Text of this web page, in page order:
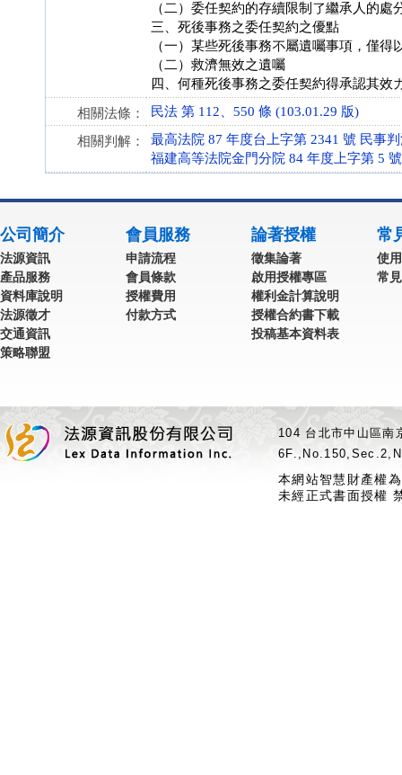
（二）委任契約的存續限制了繼承人的處
三、死後事務之委任契約之優點
（一）某些死後事務不屬遺囑事項，僅得
（二）救濟無效之遺囑
四、何種死後事務之委任契約得承認其效
相關法條： 民法 第 112、550 條 (103.01.29 版)
相關判解：
最高法院 87 年度台上字第 2341 號 民事
福建高等法院金門分院 84 年度上字第 5
公司簡介
法源資訊
產品服務
資料庫說明
法源徵才
交通資訊
策略聯盟
會員服務
申請流程
會員條款
授權費用
付款方式
論著授權
徵集論著
啟用授權專區
權利金計算說明
授權合約書下載
投稿基本資料表
常
使
常
104 台北市中山區
本網站智慧財產權
未經正式書面授權